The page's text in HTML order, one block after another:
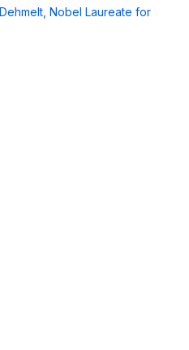
Nobel Laureate for